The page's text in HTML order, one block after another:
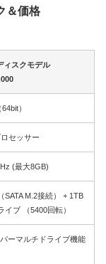
＆価格
ィスクモデル
）
セッサー
(最大8GB)
SATA M.2接続） + 1TB
イブ （5400回転）
ーマルチドライブ機能